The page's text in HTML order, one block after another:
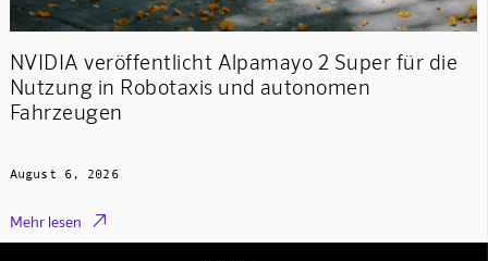
NVIDIA veröffentlicht Alpamayo 2 Super für die
Nutzung in Robotaxis und autonomen
Fahrzeugen
August 6, 2026
Mehr lesen 